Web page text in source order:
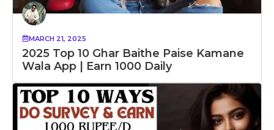
MARCH 21, 2025
2025 Top 10 Ghar Baithe Paise Kamane
Wala App | Earn 1000 Daily